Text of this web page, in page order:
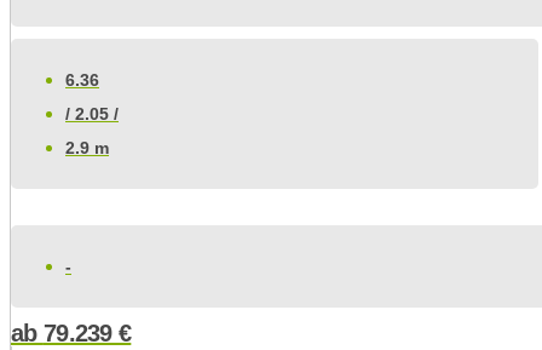
6.36
/ 2.05 /
2.9 m
-
ab 79.239€